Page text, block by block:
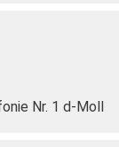
Nr. 1 d-Moll